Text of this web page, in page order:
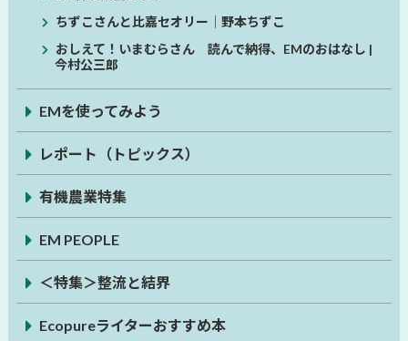
ちずこさんと比嘉セオリー│野本ちずこ
おしえて！いまむらさん 読んで納得、EMのおはなし |
今村公三郎
EMを使ってみよう
レポート（トピックス）
有機農業特集
EM PEOPLE
＜特集＞整流と結界
Ecopureライターおすすめ本